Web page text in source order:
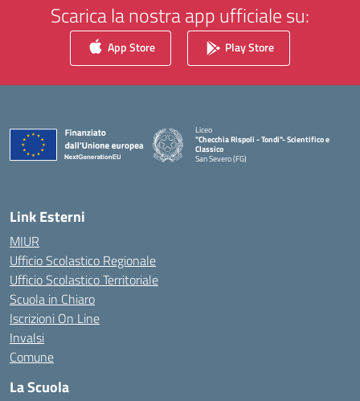
Scarica la nostra app ufficiale su:
App Store Play Store
Liceo
"Checchia Rispoli - Tondi"- Scientifico e
Classico
San Severo (FG)
Link Esterni
MIUR
Ufficio Scolastico Regionale
Ufficio Scolastico Territoriale
Scuola in Chiaro
Iscrizioni On Line
Invalsi
Comune
La Scuola